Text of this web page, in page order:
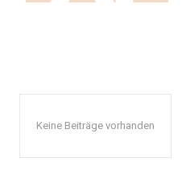
Keine Beiträge vorhanden